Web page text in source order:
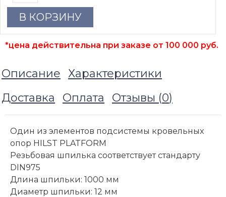
В КОРЗИНУ
*цена действительна при заказе от 100 000 руб.
Описание Характеристики
Доставка
Оплата Отзывы (0)
Один из элементов подсистемы кровельных
опор HILST PLATFORM
Резьбовая шпилька соответствует стандарту
DIN975
Длина шпильки: 1000 мм
Диаметр шпильки: 12 мм